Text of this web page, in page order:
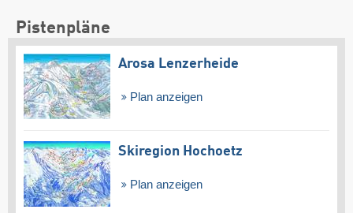
Pistenpläne
Arosa Lenzerheide
Plan anzeigen
Skiregion Hochoetz
Plan anzeigen